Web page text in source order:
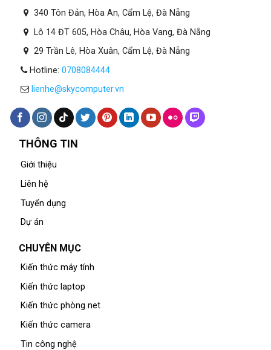
340 Tôn Đản, Hòa An, Cẩm Lệ, Đà Nẵng
Lô 14 ĐT 605, Hòa Châu, Hòa Vang, Đà Nẵng
29 Trần Lê, Hòa Xuân, Cẩm Lệ, Đà Nẵng
Hotline: 0708084444
lienhe@skycomputer.vn
THÔNG TIN
Giới thiệu
Liên hệ
Tuyển dụng
Dự án
CHUYÊN MỤC
Kiến thức máy tính
Kiến thức laptop
Kiến thức phòng net
Kiến thức camera
Tin công nghệ